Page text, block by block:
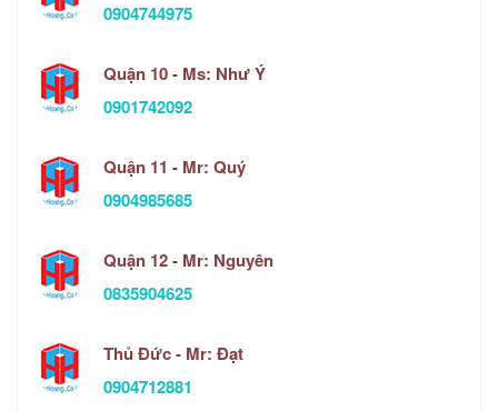
0904744975
Quận 10 - Ms: Như Ý
0901742092
Quận 11 - Mr: Quý
0904985685
Quận 12 - Mr: Nguyên
0835904625
Thủ Đức - Mr: Đạt
0904712881